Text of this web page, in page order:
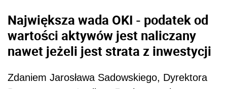
Największa wada OKI - podatek od
wartości aktywów jest naliczany
nawet jeżeli jest strata z inwestycji
Zdaniem Jarosława Sadowskiego, Dyrektora